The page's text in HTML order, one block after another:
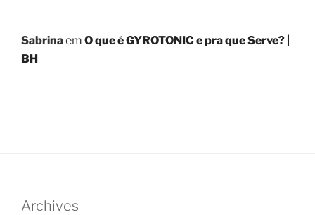
Sabrinaem O que é GYROTONIC e pra que Serve? |
BH
Archives